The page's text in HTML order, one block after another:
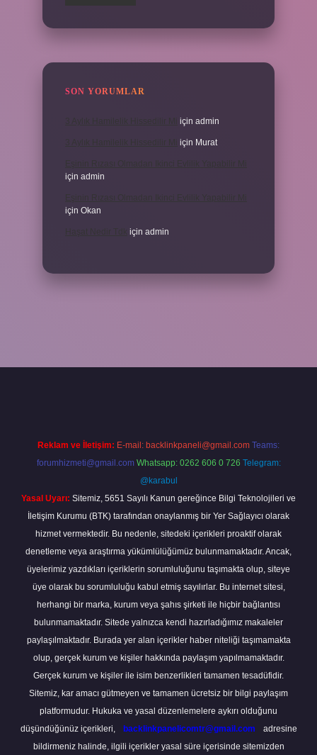
SON YORUMLAR
için admin
için Murat
için admin
için Okan
için admin
Reklam ve İletişim: E-mail: backlinkpaneli@gmail.com Teams:
forumhizmeti@gmail.com Whatsapp: 0262 606 0 726 Telegram:
@karabul
Yasal Uyarı: Sitemiz, 5651 Sayılı Kanun gereğince Bilgi Teknolojileri ve
İletişim Kurumu (BTK) tarafından onaylanmış bir Yer Sağlayıcı olarak
hizmet vermektedir. Bu nedenle, sitedeki içerikleri proaktif olarak
denetleme veya araştırma yükümlülüğümüz bulunmamaktadır. Ancak,
üyelerimiz yazdıkları içeriklerin sorumluluğunu taşımakta olup, siteye
üye olarak bu sorumluluğu kabul etmiş sayılırlar. Bu internet sitesi,
herhangi bir marka, kurum veya şahıs şirketi ile hiçbir bağlantısı
bulunmamaktadır. Sitede yalnızca kendi hazırladığımız makaleler
paylaşılmaktadır. Burada yer alan içerikler haber niteliği taşımamakta
olup, gerçek kurum ve kişiler hakkında paylaşım yapılmamaktadır.
Gerçek kurum ve kişiler ile isim benzerlikleri tamamen tesadüfidir.
Sitemiz, kar amacı gütmeyen ve tamamen ücretsiz bir bilgi paylaşım
platformudur. Hukuka ve yasal düzenlemelere aykırı olduğunu
düşündüğünüz içerikleri,
backlinkpanelicomtr@gmail.com
adresine
bildirmeniz halinde, ilgili içerikler yasal süre içerisinde sitemizden